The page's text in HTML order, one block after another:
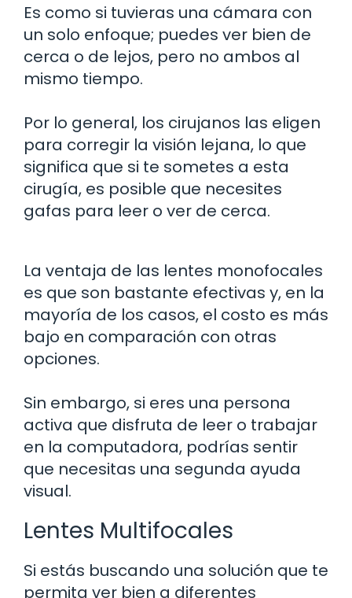
Es como si tuvieras una cámara con
un solo enfoque; puedes ver bien de
cerca o de lejos, pero no ambos al
mismo tiempo.
Por lo general, los cirujanos las eligen
para corregir la visión lejana, lo que
significa que si te sometes a esta
cirugía, es posible que necesites
gafas para leer o ver de cerca.
La ventaja de las lentes monofocales
es que son bastante efectivas y, en la
mayoría de los casos, el costo es más
bajo en comparación con otras
opciones.
Sin embargo, si eres una persona
activa que disfruta de leer o trabajar
en la computadora, podrías sentir
que necesitas una segunda ayuda
visual.
Lentes Multifocales
Si estás buscando una solución que te
permita ver bien a diferentes